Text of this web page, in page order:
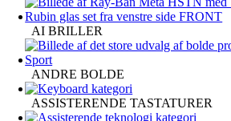
AI BRILLER
ANDRE BOLDE
ASSISTERENDE TASTATURER